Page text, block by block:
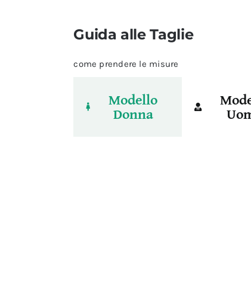
Guida alle Taglie
come prendere le misure
Modello
Donna